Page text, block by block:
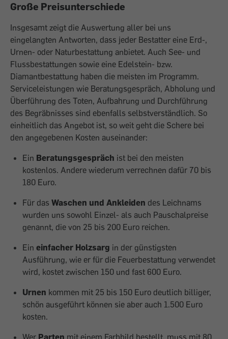
Große Preisunterschiede
Insgesamt zeigt die Auswertung aller bei uns
eingelangten Antworten, dass jeder Bestatter eine Erd-,
Urnen- oder Natur­bestattung anbietet. Auch See- und
Flussbestattungen sowie eine Edelstein- bzw.
Diamantbestattung haben die meisten im Programm.
Serviceleistungen wie Beratungsgespräch, Abholung und
Überführung des Toten, Aufbahrung und Durchführung
des Begräbnisses sind ebenfalls selbstverständlich. So
einheitlich das Angebot ist, so weit geht die Schere bei
den angegebenen Kosten auseinander:
Ein Beratungsgespräch ist bei den meisten
kostenlos. Andere wiederum verrechnen dafür 70 bis
180 Euro.
Für das Waschen und Ankleiden des Leichnams
wurden uns sowohl Einzel- als auch Pauschalpreise
genannt, die von 25 bis 200 Euro reichen.
Ein einfacher Holzsarg in der güns­tigsten
Ausführung, wie er für die Feuerbestattung verwendet
wird, kostet zwischen 150 und fast 600 Euro.
Urnen kommen mit 25 bis 150 Euro deutlich billiger,
schön ausgeführt können sie aber auch 1.500 Euro
kosten.
Wer Parten mit einem Farbbild bestellt, muss mit 80